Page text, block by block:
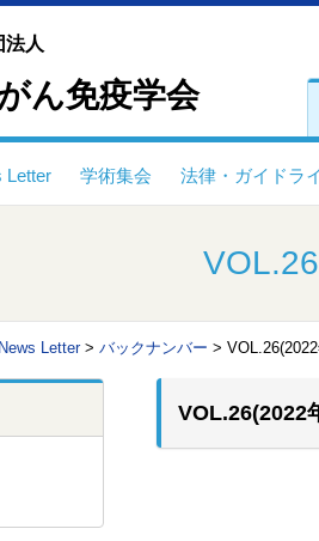
法人
ん免疫学会
Letter 学術集会 法律・ガイドラ
Letter> バックナンバー >
VOL.26(2022